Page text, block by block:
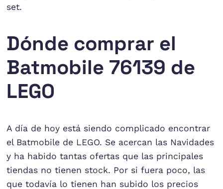
set.
Dónde comprar el
Batmobile 76139 de
LEGO
A día de hoy está siendo complicado encontrar
el Batmobile de LEGO. Se acercan las Navidades
y ha habido tantas ofertas que las principales
tiendas no tienen stock. Por si fuera poco, las
que todavía lo tienen han subido los precios